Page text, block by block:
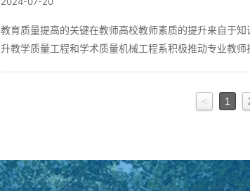
教育质量提高的关键在教师高校教师素质的提升来自于
升教学质量工程和学术质量机械工程系积极推动专业教
< 1